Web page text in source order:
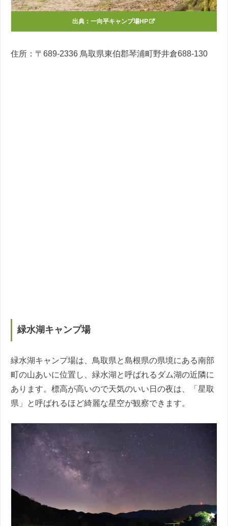
出典： 一向平キャンプ場HP
住所：〒689-2336 鳥取県東伯郡琴浦町野井倉688-130
緑水湖キャンプ場
緑水湖キャンプ場は、鳥取県と島根県の県境にある南部
町の山あいに位置し、緑水湖と呼ばれるダム湖の近隣に
あります。標高が高いので天気のいい日の夜は、「星取
県」と呼ばれるほど綺麗な星空が観察できます。